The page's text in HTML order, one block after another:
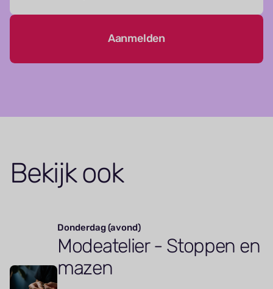
Aanmelden
Bekijk ook
Donderdag (avond)
Modeatelier - Stoppen en
mazen